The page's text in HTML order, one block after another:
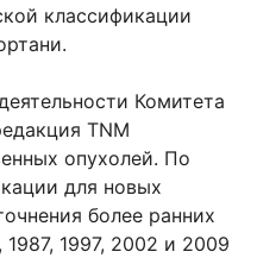
классификации
Комитета
TNM
опухолей. По
для новых
более ранних
1997, 2002 и 2009